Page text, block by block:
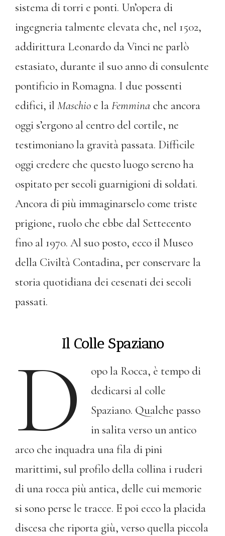
sistema di torri e ponti. Un’opera di
ingegneria talmente elevata che, nel 1502,
addirittura Leonardo da Vinci ne parlò
estasiato, durante il suo anno di consulente
pontificio in Romagna. I due possenti
edifici, il Maschio e laFemmina che ancora
oggi s’ergono al centro del cortile, ne
testimoniano la gravità passata. Difficile
oggi credere che questo luogo sereno ha
ospitato per secoli guarnigioni di soldati.
Ancora di più immaginarselo come triste
prigione, ruolo che ebbe dal Settecento
fino al 1970. Al suo posto, ecco il Museo
della Civiltà Contadina, per conservare la
storia quotidiana dei cesenati dei secoli
passati.
Il Colle Spaziano
D
opo la Rocca, è tempo di
dedicarsi al colle
Spaziano. Qualche passo
in salita verso un antico
arco che inquadra una fila di pini
marittimi, sul profilo della collina i ruderi
di una rocca più antica, delle cui memorie
si sono perse le tracce. E poi ecco la placida
discesa che riporta giù, verso quella piccola